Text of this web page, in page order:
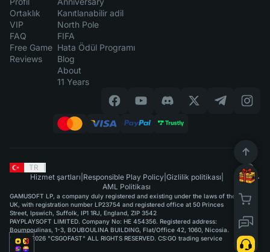
Ortaklık
VIP
FAQ
Free Game
Reviews
Kanıtlanabilir adil
North Pole
FIFA
Hata Ödül Programı
Blog
About
11 Years
TR
Hizmet şartları Responsible Play Policy| Gizlilik politikası
AML Politikası
GAMUSOFT LP, a company duly registered and existing under the laws of the
UK, with registration number LP23754 and registered office at 50 Princes
Street, Ipswich, Suffolk, IP1 1RJ, England, ZIP 3542
PAYPLAYSOFT LIMITED. Company No: HE 454356. Registered address:
Boumpoulinas, 1-3, BOUBOULINA BUILDING, Flat/Office 42, 1060, Nicosia.
©2015-2026 "CSGOFAST" ALL RIGHTS RESERVED. CS:GO trading service